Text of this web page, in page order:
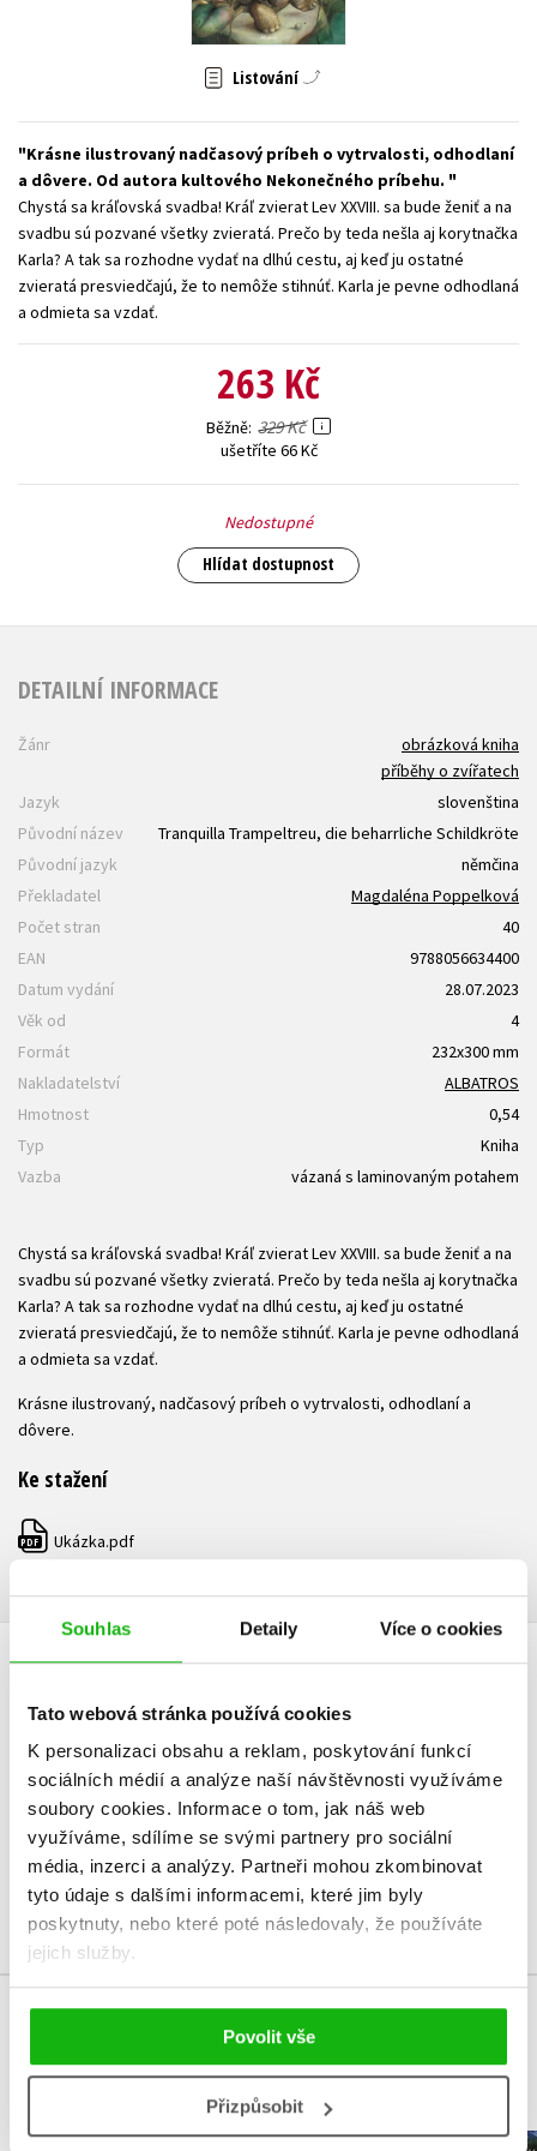
Souhlas Detaily Více o cookies
Tato webová stránka používá cookies
K personalizaci obsahu a reklam, poskytování funkcí
sociálních médií a analýze naší návštěvnosti využíváme
soubory cookies. Informace o tom, jak náš web
využíváme, sdílíme se svými partnery pro sociální
média, inzerci a analýzy. Partneři mohou zkombinovat
tyto údaje s dalšími informacemi, které jim byly
poskytnuty, nebo které poté následovaly, že používáte
jejich služby.
Povolit vše
Přizpůsobit
Zahraniční literatura
Všechny tituly
Listování
Krásne ilustrovaný nadčasový príbeh o vytrvalosti, odhodlaní
a dôvere. Od autora kultového Nekonečného príbehu.
Chystá sa kráľovská svadba! Kráľ zvierat Lev XXVIII. sa bude ženiť a na
svadbu sú pozvané všetky zvieratá. Prečo by teda nešla aj korytnačka
Karla? A tak sa rozhodne vydať na dlhú cestu, aj keď ju ostatné
zvieratá presviedčajú, že to nemôže stihnúť. Karla je pevne odhodlaná
a odmieta sa vzdať.
263 Kč
Běžně 329 Kč
ušetříte 66 Kč
Nedostupné
Hlídat dostupnost
DETAILNÍ INFORMACE
Žánr
obrázková kniha
příběhy o zvířatech
Jazyk
slovenština
Původní název
Tranquilla Trampeltreu, die beharrliche Schildkröte
Původní jazyk
němčina
Překladatel
Magdaléna Poppelková
Počet stran
40
EAN
9788056634400
Datum vydání
28.07.2023
Věk od
4
Formát
232x300 mm
Nakladatelství
ALBATROS
Hmotnost
0,54
Typ
Kniha
Vazba
vázaná s laminovaným potahem
Chystá sa kráľovská svadba! Kráľ zvierat Lev XXVIII. sa bude ženiť a na
svadbu sú pozvané všetky zvieratá. Prečo by teda nešla aj korytnačka
Karla? A tak sa rozhodne vydať na dlhú cestu, aj keď ju ostatné
zvieratá presviedčajú, že to nemôže stihnúť. Karla je pevne odhodlaná
a odmieta sa vzdať.
Krásne ilustrovaný, nadčasový príbeh o vytrvalosti, odhodlaní a
dôvere.
Ke stažení
PDF Ukázka.pdf
Vaše hodnocení
Uživatelskou recenzi mohou vkládat pouze registrovaní uživatelé
Přihlásit
MOHLO BY VÁS TAKÉ ZAJÍMAT